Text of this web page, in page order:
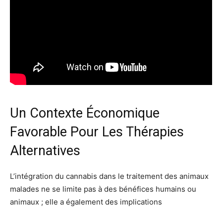
Un Contexte Économique
Favorable Pour Les Thérapies
Alternatives
L’intégration du cannabis dans le traitement des animaux
malades ne se limite pas à des bénéfices humains ou
animaux ; elle a également des implications